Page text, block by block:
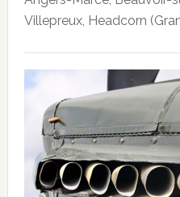
Villepreux, Headcorn